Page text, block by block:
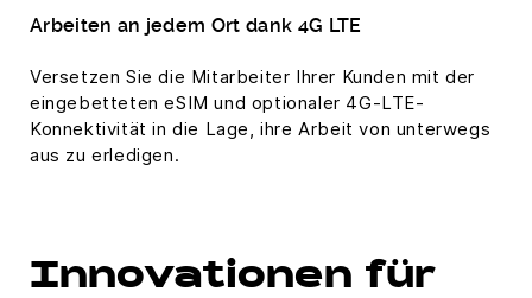
Arbeiten an jedem Ort dank 4G LTE
Versetzen Sie die Mitarbeiter Ihrer Kunden mit der
eingebetteten eSIM und optionaler 4G-LTE-
Konnektivität in die Lage, ihre Arbeit von unterwegs
aus zu erledigen.
Innovationen für